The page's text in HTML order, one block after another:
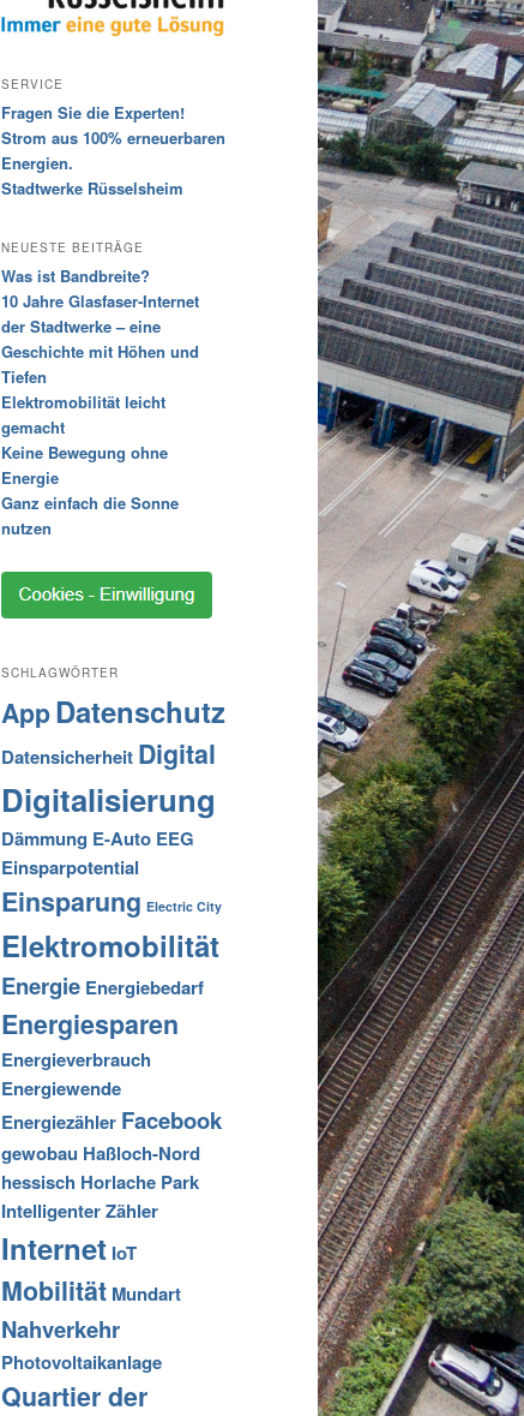
SERVICE
Fragen Sie die Experten!
Strom aus 100% erneuerbaren
Energien.
Stadtwerke Rüsselsheim
NEUESTE BEITRÄGE
Was ist Bandbreite?
10 Jahre Glasfaser-Internet
der Stadtwerke – eine
Geschichte mit Höhen und
Tiefen
Elektromobilität leicht
gemacht
Keine Bewegung ohne
Energie
Ganz einfach die Sonne
nutzen
SCHLAGWÖRTER
AppDatenschutz
Datensicherheit Digital
Digitalisierung
Dämmung E-Auto EEG
Einsparpotential
Einsparung Electric City
Elektromobilität
Energie Energiebedarf
Energiesparen
Energieverbrauch
Energiewende
Energiezähler Facebook
gewobau Haßloch-Nord
hessisch Horlache Park
Intelligenter Zähler
Internet IoT
Mobilität Mundart
Nahverkehr
Photovoltaikanlage
Quartier der